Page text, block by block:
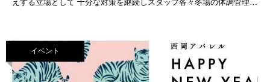
えする立場として 十分な対策を継続しスタッフ各々冬場の体調管理に
イベント